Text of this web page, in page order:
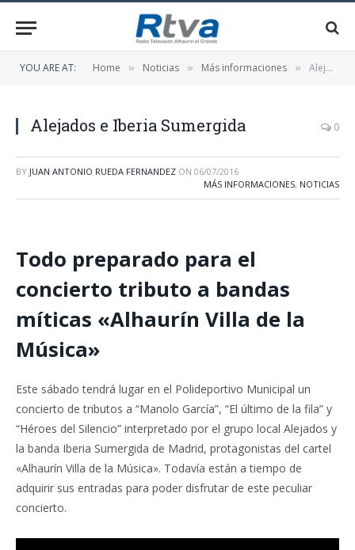
YOU ARE AT: Home » Noticias » Más informaciones » Alejados e Iberia Sumergida
Alejados e Iberia Sumergida 0
BY JUAN ANTONIO RUEDA FERNANDEZ ON 06/07/2016
MÁS INFORMACIONES, NOTICIAS
Todo preparado para el
concierto tributo a bandas
míticas «Alhaurín Villa de la
Música»
Este sábado tendrá lugar en el Polideportivo Municipal un
concierto de tributos a “Manolo García”, “El último de la fila” y
“Héroes del Silencio” interpretado por el grupo local Alejados y
la banda Iberia Sumergida de Madrid, protagonistas del cartel
«Alhaurín Villa de la Música». Todavía están a tiempo de
adquirir sus entradas para poder disfrutar de este peculiar
concierto.